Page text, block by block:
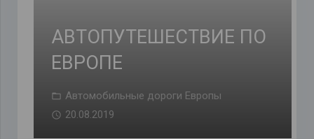
АВТОПУТЕШЕСТВИЕ ПО
ЕВРОПЕ
Автомобильные дороги Европы
20.08.2019